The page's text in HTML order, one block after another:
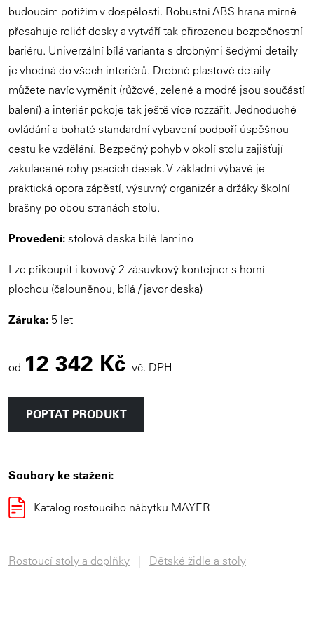
budoucím potížím v dospělosti. Robustní ABS hrana mírně
přesahuje reliéf desky a vytváří tak přirozenou bezpečnostní
bariéru. Univerzální bílá varianta s drobnými šedými detaily
je vhodná do všech interiérů. Drobné plastové detaily
můžete navíc vyměnit (růžové, zelené a modré jsou součástí
balení) a interiér pokoje tak ještě více rozzářit. Jednoduché
ovládání a bohaté standardní vybavení podpoří úspěšnou
cestu ke vzdělání. Bezpečný pohyb v okolí stolu zajišťují
zakulacené rohy psacích desek. V základní výbavě je
praktická opora zápěstí, výsuvný organizér a držáky školní
brašny po obou stranách stolu.
Provedení: stolová deska bílé lamino
Lze přikoupit i kovový 2-zásuvkový kontejner s horní
plochou (čalouněnou, bílá / javor deska)
Záruka: 5 let
od 12 342 Kč vč. DPH
POPTAT PRODUKT
Soubory ke stažení:
Katalog rostoucího nábytku MAYER
Rostoucí stoly a doplňky Dětské židle a stoly